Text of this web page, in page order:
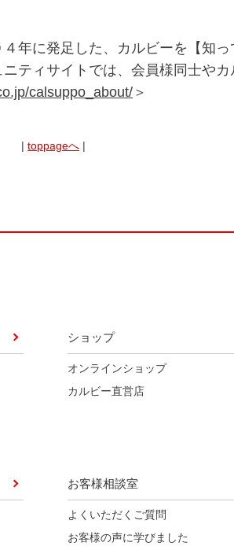
年に発足した、カルビーを【知
ティサイトでは、会員様同士やカ
calsuppo_about/ ＞
| toppageへ |
ショップ
オンラインショップ
カルビー直営店
お客様相談室
よくいただくご質問
お客様の声に学びました